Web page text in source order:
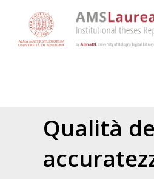
Qualità